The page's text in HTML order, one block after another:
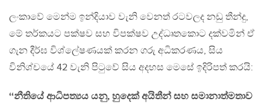
ලංකාවේ මෙන්ම ඉන්දියාව වැනි වෙනත් රටවලද නඩු තීන්දු,
මේ තර්කයට පක්ෂව සහ විපක්ෂව උද්ධෘතකොට දක්වමින් ඒ
ගැන දීර්ඝ විශ්ලේෂණයක් කරන ගරු අධිකරණය, සිය
විනිශ්චයේ 42 වැනි පිටුවේ සිය අදහස මෙසේ ඉදිරිපත් කරයි:
‘‘නීතියේ ආධිපත්‍යය යනු, හුදෙක් අයිතීන් සහ සමානාත්මතාව